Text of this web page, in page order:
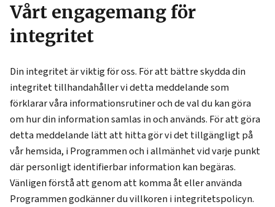
Vårt engagemang för
integritet
Din integritet är viktig för oss. För att bättre skydda din
integritet tillhandahåller vi detta meddelande som
förklarar våra informationsrutiner och de val du kan göra
om hur din information samlas in och används. För att göra
detta meddelande lätt att hitta gör vi det tillgängligt på
vår hemsida, i Programmen och i allmänhet vid varje punkt
där personligt identifierbar information kan begäras.
Vänligen förstå att genom att komma åt eller använda
Programmen godkänner du villkoren i integritetspolicyn.